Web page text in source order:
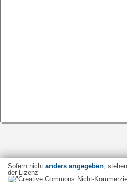
Sofern nicht anders angegeben,
der Lizenz